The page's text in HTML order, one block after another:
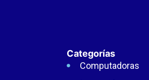
Categorías
Computadoras